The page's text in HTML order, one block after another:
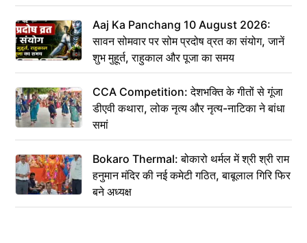
Aaj Ka Panchang 10 August 2026:
सावन सोमवार पर सोम प्रदोष व्रत का संयोग, जानें
शुभ मुहूर्त, राहुकाल और पूजा का समय
CCA Competition: देशभक्ति के गीतों से गूंजा
डीएवी कथारा, लोक नृत्य और नृत्य-नाटिका ने बांधा
समां
Bokaro Thermal: बोकारो थर्मल में श्री श्री राम
हनुमान मंदिर की नई कमेटी गठित, बाबूलाल गिरि फिर
बने अध्यक्ष